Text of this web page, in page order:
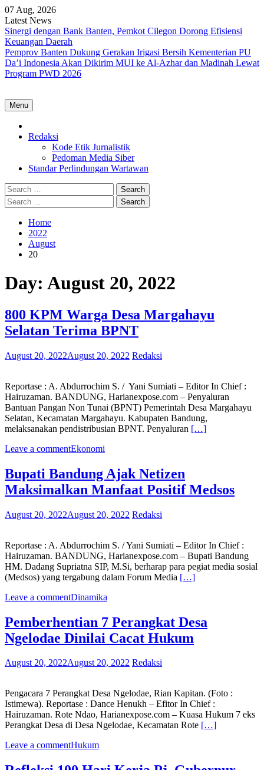
Skip
to
content
07 Aug, 2026
Latest News
Sinergi dengan Bank Banten, Pemkot Cilegon Dorong Efisiensi
Keuangan Daerah
Pemprov Banten Dukung Gerakan Irigasi Bersih Kementerian PU
Da’i Indonesia Akan Dikirim MUI ke Al-Azhar dan Madinah Lewat
Program PWD 2026
Menu
Redaksi
Kode Etik Jurnalistik
Pedoman Media Siber
Standar Perlindungan Wartawan
Search
for:
Search
for:
Home
2022
August
20
Day: August 20, 2022
800 KPM Warga Desa Margahayu
Selatan Terima BPNT
August 20, 2022August 20, 2022 Redaksi
Reportase : A. Abdurrochim S. / Yani Sumiati – Editor In Chief :
Hairuzaman. BANDUNG, Harianexpose.com – Penyaluran
Bantuan Pangan Non Tunai (BPNT) Pemerintah Desa Margahayu
Selatan, Kecamatan Margahayu. Kabupaten Bandung,
melaksanakan pendistribusian BPNT. Penyaluran […]
Leave a commentEkonomi
Bupati Bandung Ajak Netizen
Maksimalkan Manfaat Positif Medsos
August 20, 2022August 20, 2022 Redaksi
Reportase : A. Abdurrochim S. / Yani Sumiati – Editor In Chief :
Hairuzaman. BANDUNG, Harianexpose.com – Bupati Bandung
HM. Dadang Supriatna SIP, M.Si, berharap para pegiat media sosial
(Medsos) yang tergabung dalam Forum Media […]
Leave a commentDinamika
Pemberhentian 7 Perangkat Desa
Ngelodae Dinilai Cacat Hukum
August 20, 2022August 20, 2022 Redaksi
Pengacara 7 Perangkat Desa Ngelodae, Rian Kapitan. (Foto :
Istimewa). Reportase : Dance Henukh – Efitor In Chief :
Hairuzaman. Rote Ndao, Harianexpose.com – Kuasa Hukum 7 eks
Perangkat Desa di Desa Ngelodae, Kecamatan Rote […]
Leave a commentHukum